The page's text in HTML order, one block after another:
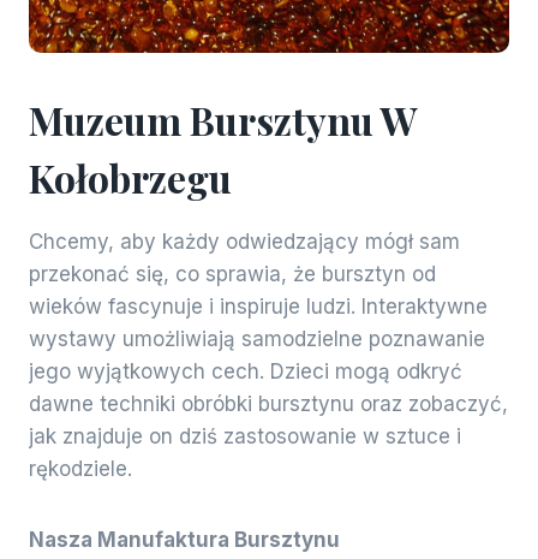
Muzeum Bursztynu W
Kołobrzegu
Chcemy, aby każdy odwiedzający mógł sam
przekonać się, co sprawia, że bursztyn od
wieków fascynuje i inspiruje ludzi. Interaktywne
wystawy umożliwiają samodzielne poznawanie
jego wyjątkowych cech. Dzieci mogą odkryć
dawne techniki obróbki bursztynu oraz zobaczyć,
jak znajduje on dziś zastosowanie w sztuce i
rękodziele.
Nasza Manufaktura Bursztynu